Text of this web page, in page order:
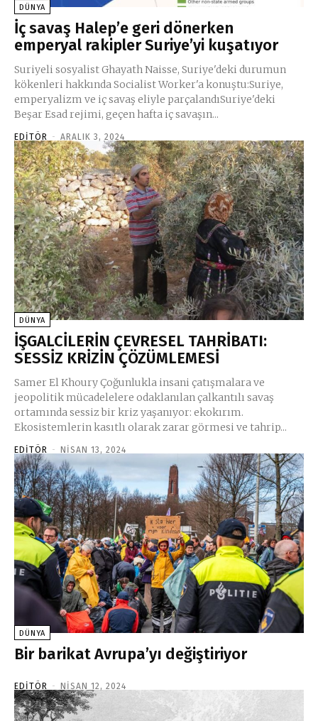
DÜNYA
İç savaş Halep’e geri dönerken
emperyal rakipler Suriye’yi kuşatıyor
Suriyeli sosyalist Ghayath Naisse, Suriye'deki durumun
kökenleri hakkında Socialist Worker'a konuştu:Suriye,
emperyalizm ve iç savaş eliyle parçalandıSuriye'deki
Beşar Esad rejimi, geçen hafta iç savaşın...
EDITÖR - ARALIK 3, 2024
DÜNYA
İŞGALCİLERİN ÇEVRESEL TAHRİBATI:
SESSİZ KRİZİN ÇÖZÜMLEMESİ
Samer El Khoury Çoğunlukla insani çatışmalara ve
jeopolitik mücadelelere odaklanılan çalkantılı savaş
ortamında sessiz bir kriz yaşanıyor: ekokırım.
Ekosistemlerin kasıtlı olarak zarar görmesi ve tahrip...
EDITÖR - NISAN 13, 2024
DÜNYA
Bir barikat Avrupa’yı değiştiriyor
EDITÖR - NISAN 12, 2024